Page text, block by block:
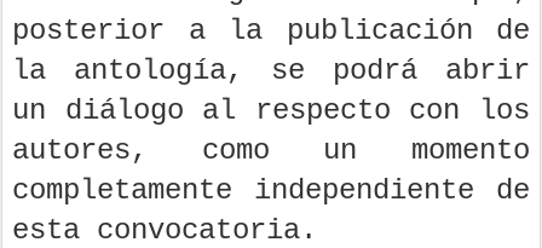
posterior a la publicación de
la antología, se podrá abrir
un diálogo al respecto con los
autores, como un momento
completamente independiente de
esta convocatoria.